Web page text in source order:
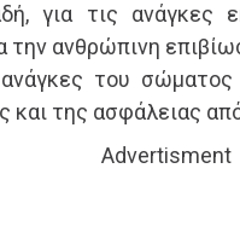
για τις ανάγκες
την ανθρώπινη
του σώματος
και της ασφάλειας
Advertisment